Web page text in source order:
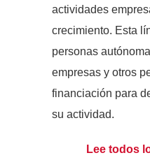
actividades
crecimiento. Esta
personas
empresas y otros
financiación para
su actividad.
Lee todos